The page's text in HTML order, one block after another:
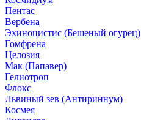
Пентас
Вербена
Эхиноцистис (Бешеный огурец)
Гомфрена
Целозия
Мак (Папавер)
Гелиотроп
Флокс
Львиный зев (Антириннум)
Космея